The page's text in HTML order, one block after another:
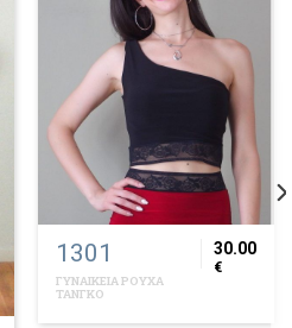
1301
ΓΥΝΑΙΚΕΙΑ ΡΟΥΧΑ
ΤΑΝΓΚΟ
30.00
€